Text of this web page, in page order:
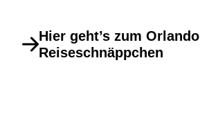
Hier geht’s zum Orlando
Reiseschnäppchen